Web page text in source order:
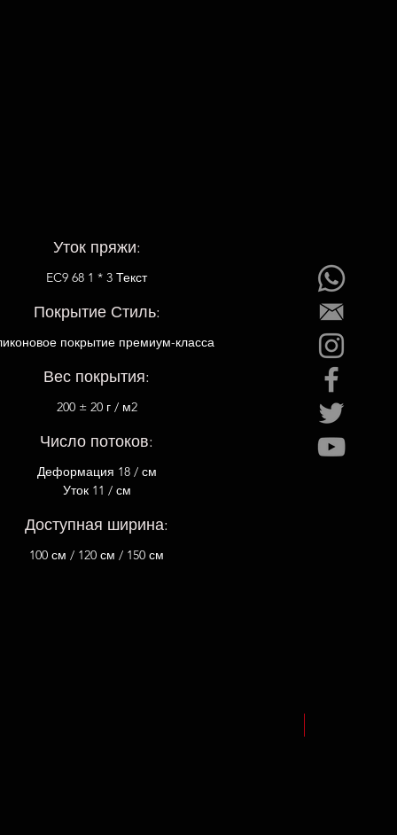
Уток пряжи:
EC9 68 1 * 3 Текст
Покрытие Стиль:
покрытие премиум-класса
Вес покрытия:
200 ± 20 г / м2
Число потоков:
Деформация 18 / см
Уток 11 / см
Доступная ширина:
100 см / 120 см / 150 см